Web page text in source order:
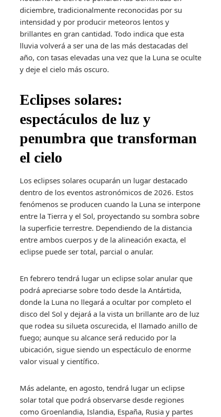
diciembre, tradicionalmente reconocidas por su
intensidad y por producir meteoros lentos y
brillantes en gran cantidad. Todo indica que esta
lluvia volverá a ser una de las más destacadas del
año, con tasas elevadas una vez que la Luna se oculte
y deje el cielo más oscuro.
Eclipses solares:
espectáculos de luz y
penumbra que transforman
el cielo
Los eclipses solares ocuparán un lugar destacado
dentro de los eventos astronómicos de 2026. Estos
fenómenos se producen cuando la Luna se interpone
entre la Tierra y el Sol, proyectando su sombra sobre
la superficie terrestre. Dependiendo de la distancia
entre ambos cuerpos y de la alineación exacta, el
eclipse puede ser total, parcial o anular.
En febrero tendrá lugar un eclipse solar anular que
podrá apreciarse sobre todo desde la Antártida,
donde la Luna no llegará a ocultar por completo el
disco del Sol y dejará a la vista un brillante aro de luz
que rodea su silueta oscurecida, el llamado anillo de
fuego; aunque su alcance será reducido por la
ubicación, sigue siendo un espectáculo de enorme
valor visual y científico.
Más adelante, en agosto, tendrá lugar un eclipse
solar total que podrá observarse desde regiones
como Groenlandia, Islandia, España, Rusia y partes